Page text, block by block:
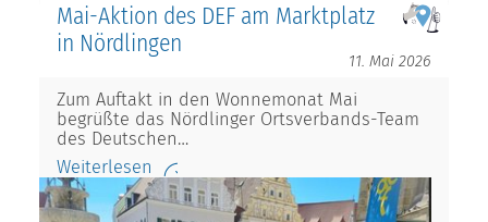
Mai-Aktion des DEF am Marktplatz
in Nördlingen
11. Mai 2026
Zum Auftakt in den Wonnemonat Mai
begrüßte das Nördlinger Ortsverbands-Team
des Deutschen…
Weiterlesen